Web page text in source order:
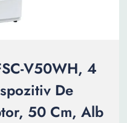
V50WH, 4
De
50 Cm, Alb